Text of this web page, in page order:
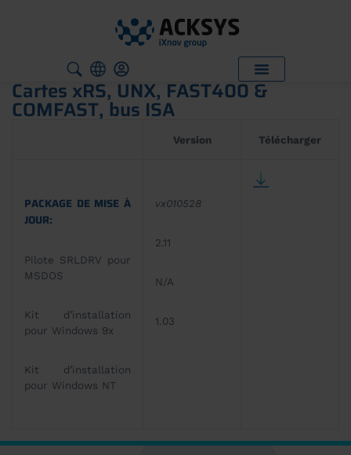
Cartes xRS, UNX, FAST400 &
COMFAST, bus ISA
Version Télécharger
PACKAGE DE MISE À
JOUR:
Pilote SRLDRV pour
MSDOS
Kit d’installation
pour Windows 9x
Kit d’installation
pour Windows NT
vx010528
2.11
N/A
1.03